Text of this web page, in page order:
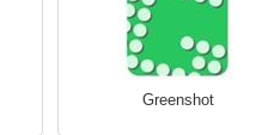
Greenshot